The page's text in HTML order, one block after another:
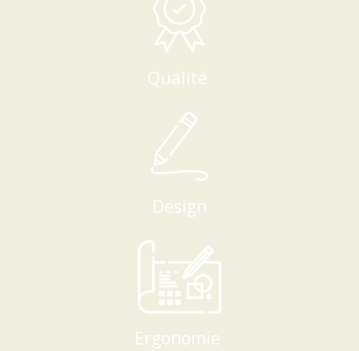
Qualité
Design
Ergonomie